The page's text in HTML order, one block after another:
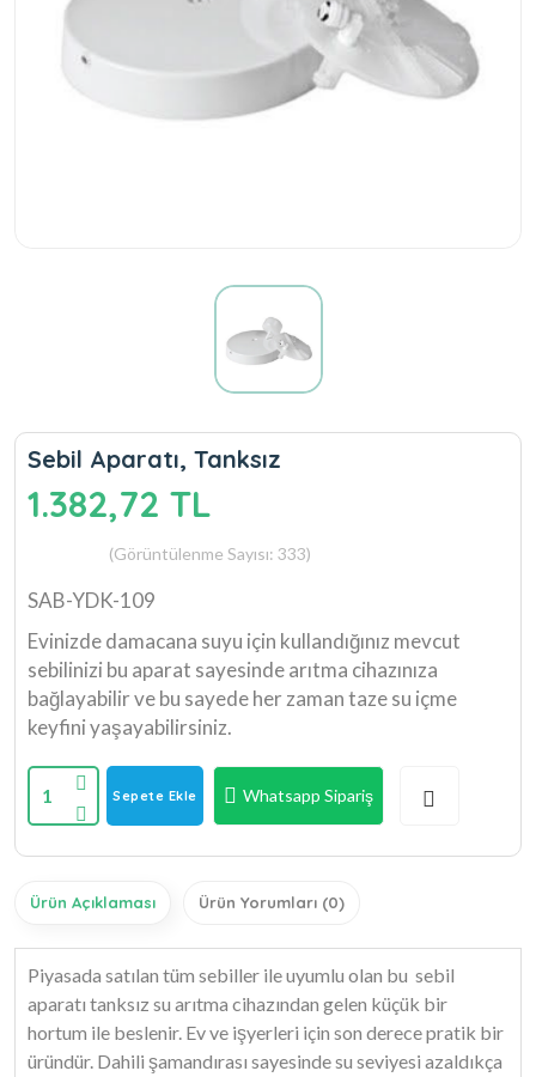
Sebil Aparatı, Tanksız
1.382,72 TL
(Görüntülenme Sayısı: 333)
SAB-YDK-109
Evinizde damacana suyu için kullandığınız mevcut
sebilinizi bu aparat sayesinde arıtma cihazınıza
bağlayabilir ve bu sayede her zaman taze su içme
keyfini yaşayabilirsiniz.
1 Sepete Ekle Whatsapp Sipariş
Ürün Açıklaması Ürün Yorumları (0)
Piyasada satılan tüm sebiller ile uyumlu olan bu sebil
aparatı tanksız su arıtma cihazından gelen küçük bir
hortum ile beslenir. Ev ve işyerleri için son derece pratik bir
üründür. Dahili şamandırası sayesinde su seviyesi azaldıkça